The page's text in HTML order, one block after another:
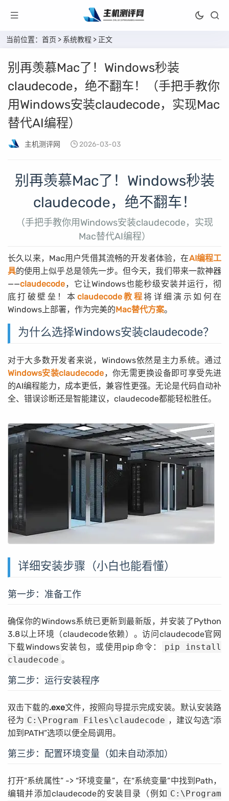
当前位置： 首页 > 系统教程 > 正文
别再羡慕Mac了！Windows秒装
claudecode，绝不翻车！（手把手教你
用Windows安装claudecode，实现Mac
替代AI编程）
主机测评网 2026-03-03
别再羡慕Mac了！Windows秒装
claudecode，绝不翻车！
（手把手教你用Windows安装claudecode，实现
Mac替代AI编程）
长久以来，Mac用户凭借其流畅的开发者体验，在AI编程工
具的使用上似乎总是领先一步。但今天，我们带来一款神器
——claudecode，它让Windows也能秒级安装并运行，彻
底打破壁垒！本 claudecode教程将详细演示如何在
Windows上部署，作为完美的Mac替代方案。
为什么选择Windows安装claudecode？
对于大多数开发者来说，Windows依然是主力系统。通过
Windows安装claudecode，你无需更换设备即可享受先进
的AI编程能力，成本更低，兼容性更强。无论是代码自动补
全、错误诊断还是智能建议，claudecode都能轻松胜任。
详细安装步骤（小白也能看懂）
第一步：准备工作
确保你的Windows系统已更新到最新版，并安装了Python
3.8以上环境（claudecode依赖）。访问claudecode官网
下载Windows安装包，或使用pip命令：
pip install
claudecode 。
第二步：运行安装程序
双击下载的.exe文件，按照向导提示完成安装。默认安装路
径为 C:\Program Files\claudecode ，建议勾选“添
加到PATH”选项以便全局调用。
第三步：配置环境变量（如未自动添加）
打开“系统属性” -> “环境变量”，在“系统变量”中找到Path，
编辑并添加claudecode的安装目录（例如 C:\Program